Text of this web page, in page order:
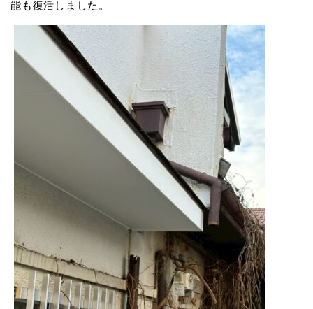
能も復活しました。